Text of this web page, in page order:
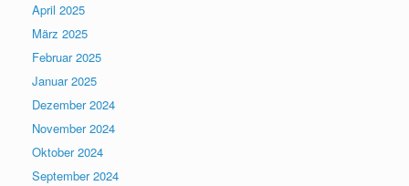
April 2025
März 2025
Februar 2025
Januar 2025
Dezember 2024
November 2024
Oktober 2024
September 2024